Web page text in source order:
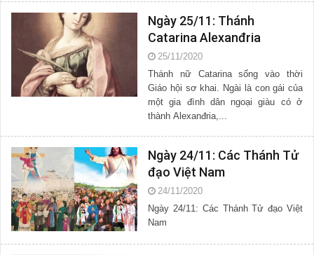
Ngày 25/11: Thánh
Catarina Alexanđria
25/11/2020
Thánh nữ Catarina sống vào thời
Giáo hội sơ khai. Ngài là con gái của
một gia đình dân ngoại giàu có ở
thành Alexanđria,...
Ngày 24/11: Các Thánh Tử
đạo Việt Nam
24/11/2020
Ngày 24/11: Các Thánh Tử đạo Việt
Nam